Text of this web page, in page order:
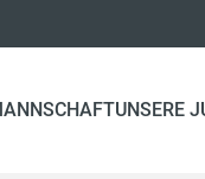
UNSERE